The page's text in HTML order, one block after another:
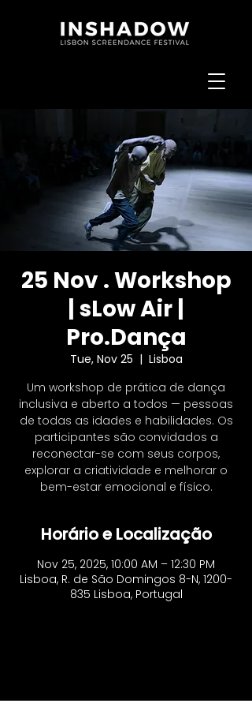
25 Nov . Workshop
| sLow Air |
Pro.Dança
Tue, Nov 25
  |
Lisboa
Um workshop de prática de dança
inclusiva e aberto a todos — pessoas
de todas as idades e habilidades. Os
participantes são convidados a
reconectar-se com seus corpos,
explorar a criatividade e melhorar o
bem-estar emocional e físico.
Horário e Localização
Nov 25, 2025, 10:00 AM – 12:30 PM
Lisboa, R. de São Domingos 8-N, 1200-
835 Lisboa, Portugal